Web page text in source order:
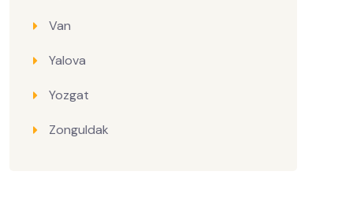
Van
Yalova
Yozgat
Zonguldak